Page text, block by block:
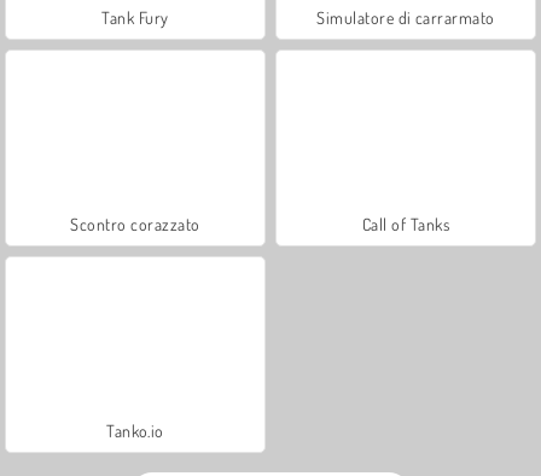
Tank Fury Simulatore di carrarmato
Scontro corazzato Call of Tanks
Tanko.io